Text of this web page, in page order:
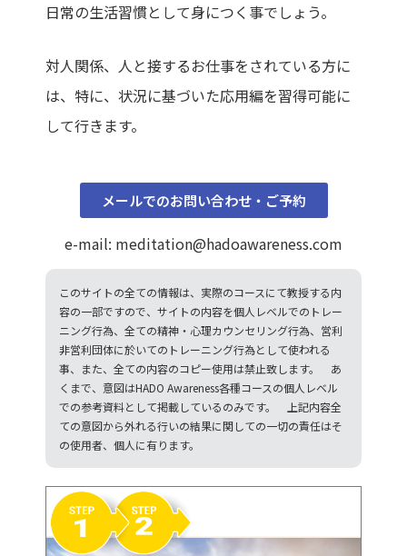
日常の生活習慣として身につく事でしょう。
対人関係、人と接するお仕事をされている方に
は、特に、状況に基づいた応用編を習得可能に
して行きます。
メールでのお問い合わせ・ご予約
e-mail: meditation@hadoawareness.com
このサイトの全ての情報は、実際のコースにて教授する内
容の一部ですので、サイトの内容を個人レベルでのトレー
ニング行為、全ての精神・心理カウンセリング行為、営利
非営利団体に於いてのトレーニング行為として使われる
事、また、全ての内容のコピー使用は禁止致します。 あ
くまで、意図はHADO Awareness各種コースの個人レベル
での参考資料として掲載しているのみです。 上記内容全
ての意図から外れる行いの結果に関しての一切の責任はそ
の使用者、個人に有ります。